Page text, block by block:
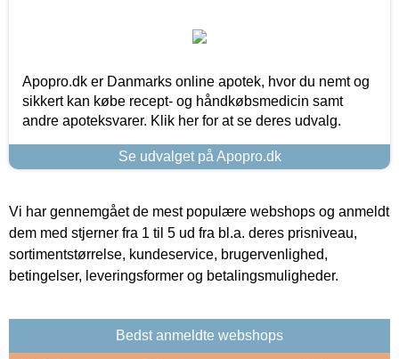
Apopro.dk er Danmarks online apotek, hvor du nemt og
sikkert kan købe recept- og håndkøbsmedicin samt
andre apoteksvarer. Klik her for at se deres udvalg.
Se udvalget på Apopro.dk
Vi har gennemgået de mest populære webshops og anmeldt
dem med stjerner fra 1 til 5 ud fra bl.a. deres prisniveau,
sortimentstørrelse, kundeservice, brugervenlighed,
betingelser, leveringsformer og betalingsmuligheder.
Bedst anmeldte webshops